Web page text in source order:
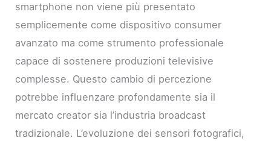
smartphone non viene più presentato
semplicemente come dispositivo consumer
avanzato ma come strumento professionale
capace di sostenere produzioni televisive
complesse. Questo cambio di percezione
potrebbe influenzare profondamente sia il
mercato creator sia l’industria broadcast
tradizionale. L’evoluzione dei sensori fotografici,